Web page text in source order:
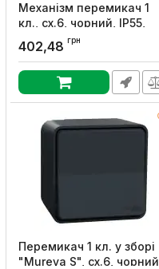
Механізм перемикач 1
кл., сх.6, чорний, IP55,
Schneider Electric
Артикул:
402,48 грн
Перемикач 1 кл. у зборі
"Mureva S", сх.6, чорний,